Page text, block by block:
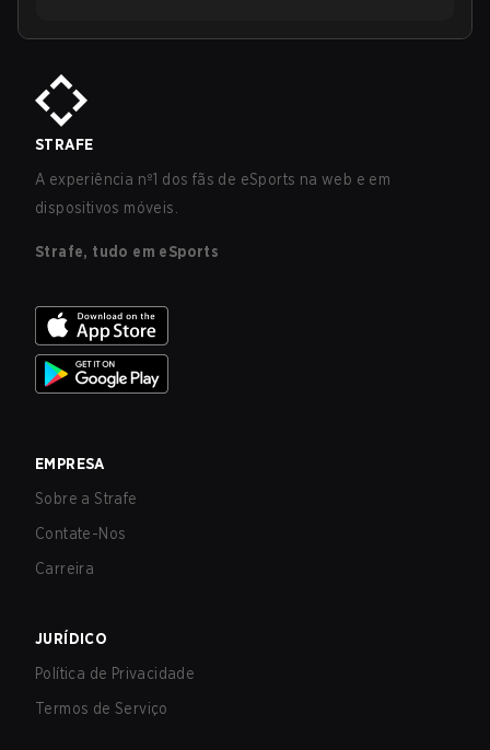
STRAFE
A experiência nº1 dos fãs de eSports na web e em
dispositivos móveis.
Strafe, tudo em eSports
EMPRESA
Sobre a Strafe
Contate-Nos
Carreira
JURÍDICO
Política de Privacidade
Termos de Serviço